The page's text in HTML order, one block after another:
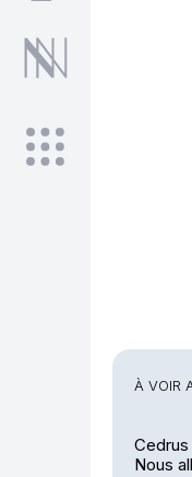
À VOIR
Cedrus
Nous